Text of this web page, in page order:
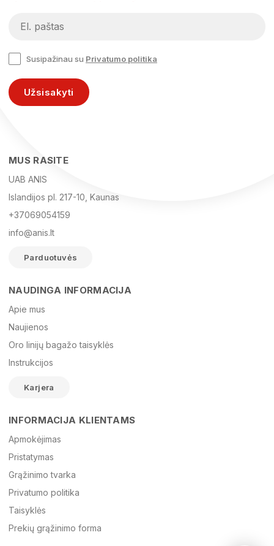
El. paštas
Žinutė
Susipažinau su Privatumo politika
Užsisakyti
MUS RASITE
UAB ANIS
Islandijos pl. 217-10, Kaunas
+37069054159
info@anis.lt
Parduotuvės
NAUDINGA INFORMACIJA
Apie mus
Naujienos
Oro linijų bagažo taisyklės
Instrukcijos
Karjera
INFORMACIJA KLIENTAMS
Apmokėjimas
Pristatymas
Grąžinimo tvarka
Privatumo politika
Taisyklės
Prekių grąžinimo forma